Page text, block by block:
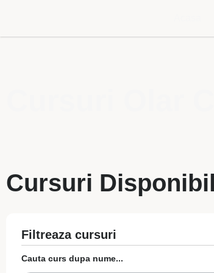
Cursuri
Filtreaza cursuri
Cauta curs dupa nume...